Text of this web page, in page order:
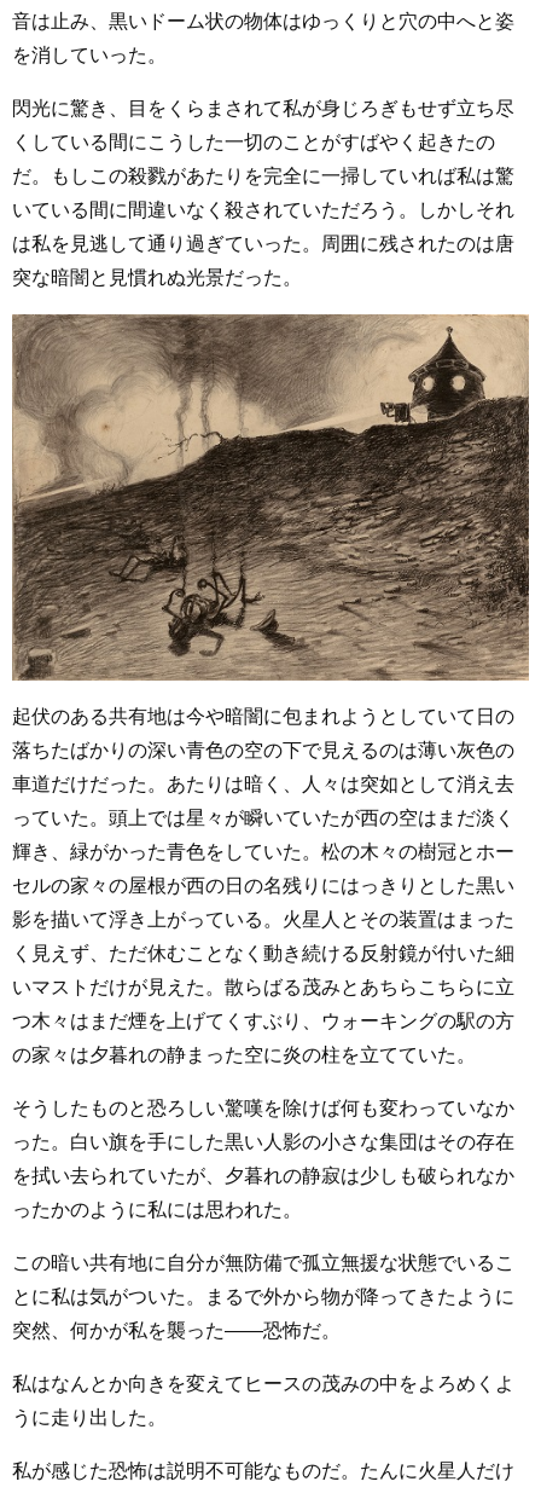
音は止み、黒いドーム状の物体はゆっくりと穴の中へと姿
を消していった。
閃光に驚き、目をくらまされて私が身じろぎもせず立ち尽
くしている間にこうした一切のことがすばやく起きたの
だ。もしこの殺戮があたりを完全に一掃していれば私は驚
いている間に間違いなく殺されていただろう。しかしそれ
は私を見逃して通り過ぎていった。周囲に残されたのは唐
突な暗闇と見慣れぬ光景だった。
起伏のある共有地は今や暗闇に包まれようとしていて日の
落ちたばかりの深い青色の空の下で見えるのは薄い灰色の
車道だけだった。あたりは暗く、人々は突如として消え去
っていた。頭上では星々が瞬いていたが西の空はまだ淡く
輝き、緑がかった青色をしていた。松の木々の樹冠とホー
セルの家々の屋根が西の日の名残りにはっきりとした黒い
影を描いて浮き上がっている。火星人とその装置はまった
く見えず、ただ休むことなく動き続ける反射鏡が付いた細
いマストだけが見えた。散らばる茂みとあちらこちらに立
つ木々はまだ煙を上げてくすぶり、ウォーキングの駅の方
の家々は夕暮れの静まった空に炎の柱を立てていた。
そうしたものと恐ろしい驚嘆を除けば何も変わっていなか
った。白い旗を手にした黒い人影の小さな集団はその存在
を拭い去られていたが、夕暮れの静寂は少しも破られなか
ったかのように私には思われた。
この暗い共有地に自分が無防備で孤立無援な状態でいるこ
とに私は気がついた。まるで外から物が降ってきたように
突然、何かが私を襲った――恐怖だ。
私はなんとか向きを変えてヒースの茂みの中をよろめくよ
うに走り出した。
私が感じた恐怖は説明不可能なものだ。たんに火星人だけ